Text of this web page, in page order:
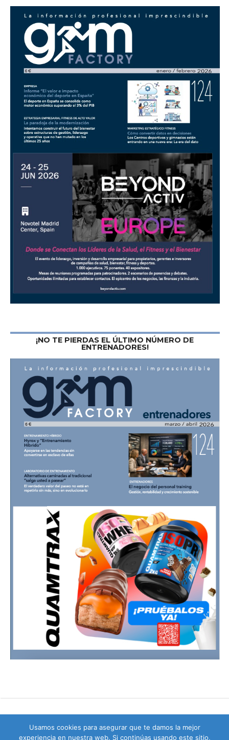
¡NO TE PIERDAS EL ÚLTIMO NÚMERO DE
ENTRENADORES!
Usamos cookies para asegurar que te damos la mejor
experiencia en nuestra web. Si continúas usando este sitio,